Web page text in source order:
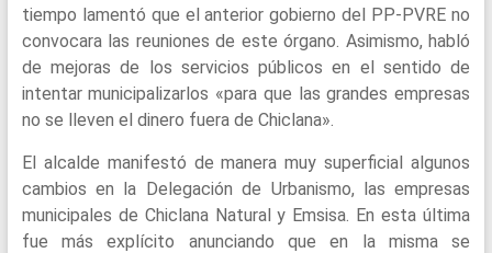
tiempo lamentó que el anterior gobierno del PP-PVRE no
convocara las reuniones de este órgano. Asimismo, habló
de mejoras de los servicios públicos en el sentido de
intentar municipalizarlos «para que las grandes empresas
no se lleven el dinero fuera de Chiclana».
El alcalde manifestó de manera muy superficial algunos
cambios en la Delegación de Urbanismo, las empresas
municipales de Chiclana Natural y Emsisa. En esta última
fue más explícito anunciando que en la misma se